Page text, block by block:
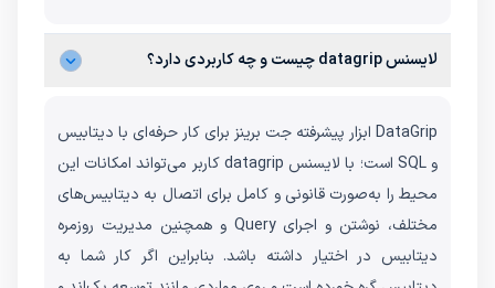
لایسنس datagrip چیست و چه کاربردی دارد؟
DataGrip ابزار پیشرفته جت برینز برای کار حرفه‌ای با دیتابیس
و SQL است؛ با لایسنس datagrip کاربر می‌تواند امکانات این
محیط را به‌صورت قانونی و کامل برای اتصال به دیتابیس‌های
مختلف، نوشتن و اجرای Query و همچنین مدیریت روزمره
دیتابیس در اختیار داشته باشد. بنابراین اگر کار شما به